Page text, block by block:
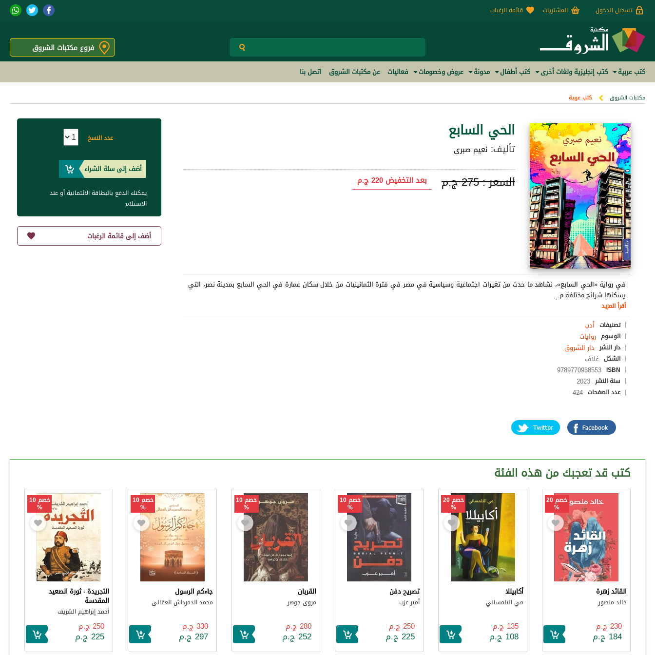
تسجيل الدخول المشتريات قائمة الرغبات
فروع مكتبات الشروق
كتب عربية كتب إنجليزية ولغات أخرى كتب أطفال مدونة عروض وخصومات فعاليات عن مكتبات الشروق اتصل بنا
مكتبات الشروق كتب عربية
الحي السابع
تأليف: نعيم صبرى
السعر :275 ج.م بعد التخفيض 220 ج.م
في رواية «الحي السابع»، نشاهد ما حدث من تغيرات اجتماعية وسياسية في مصر في فترة الثمانينيات من خلال سكان عمارة في الحي السابع بمدينة نصر، التي
يسكنها شرائح مختلفة م…
أقرأ المزيد
تصنيفات أدب
الوسوم روايات
دار النشر دار الشروق
الشكل غلاف
ISBN
9789770938553
سنة النشر 2023
عدد الصفحات 424
عدد النسخ
أضف إلى سلة الشراء
يمكنك الدفع بالبطاقة الائتمانية أو عند
الاستلام
أضف إلى قائمة الرغبات
كتب قد تعجبك من هذه الفئة
خصم 20
%
القائد زهرة
خالد منصور
230 ج.م
184 ج.م
خصم 20
%
أكابيللا
مي التلمساني
135 ج.م
108 ج.م
خصم 10
%
تصريح دفن
أمير عزب
250 ج.م
225 ج.م
خصم 10
%
القربان
مروى جوهر
280 ج.م
252 ج.م
خصم 10
%
جاءكم الرسول
محمد الدمرداش العقالى
330 ج.م
297 ج.م
خصم 10
%
التجريدة - ثورة الصعيد
المقدسة
أحمد إبراهيم الشريف
250 ج.م
225 ج.م